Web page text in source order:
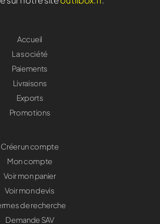
Accueil
La société
Paiements
Livraisons
Exports
Promotions
Créer un compte
Mon compte
Voir mon panier
Voir mon devis
de recherche
Demande SAV